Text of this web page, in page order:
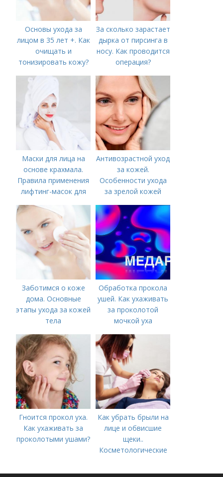
Основы ухода за
лицом в 35 лет +. Как
очищать и
тонизировать кожу?
За сколько зарастает
дырка от пирсинга в
носу. Как проводится
операция?
Маски для лица на
основе крахмала.
Правила применения
лифтинг-масок для
Антивозрастной уход
за кожей.
Особенности ухода
за зрелой кожей
Заботимся о коже
дома. Основные
этапы ухода за кожей
тела
Обработка прокола
ушей. Как ухаживать
за проколотой
мочкой уха
Гноится прокол уха.
Как ухаживать за
проколотыми ушами?
Как убрать брыли на
лице и обвисшие
щеки..
Косметологические